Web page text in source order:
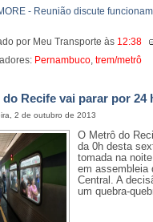
- Reunião discute
por Meu Transporte às 12:38
Pernambuco trem/metrô
do Recife vai parar por 24
2 de outubro de 2013
O Metrô do
da 0h desta
tomada na
em assembleia
Central. A
um quebra-